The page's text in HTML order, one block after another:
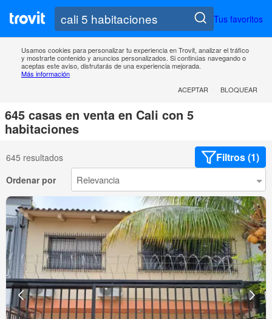
Tus favoritos
Usamos cookies para personalizar tu experiencia en Trovit, analizar el tráfico
y mostrarte contenido y anuncios personalizados. Si continúas navegando o
aceptas este aviso, disfrutarás de una experiencia mejorada.
Más información
ACEPTAR
BLOQUEAR
645 casas en venta en Cali con 5
habitaciones
645 resultados Filtros (1)
Ordenar por